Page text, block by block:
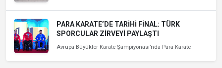
PARA KARATE’DE TARİHİ FİNAL: TÜRK
SPORCULAR ZİRVEYİ PAYLAŞTI
Avrupa Büyükler Karate Şampiyonası’nda Para Karate